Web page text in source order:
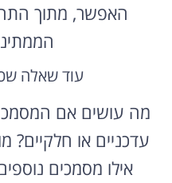
האפשר, מתוך
עוד שאלה
מה עושים אם
עדכניים או חלקיים?
אילו מסמכים